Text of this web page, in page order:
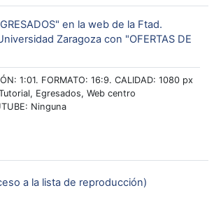
en la web de la Ftad.
Zaragoza con "OFERTAS DE
1:01. FORMATO: 16:9. CALIDAD: 1080 px
Egresados, Web centro
Ninguna
a la lista de reproducción)